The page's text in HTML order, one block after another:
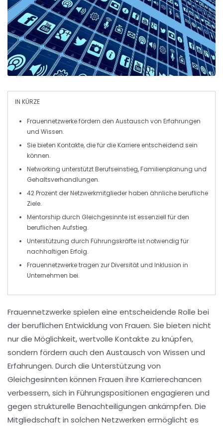
IN KÜRZE
Frauennetzwerkefördern den Austausch von Erfahrungen
und Wissen.
Sie bieten Kontakte, die für dieKarriere entscheidend sein
können.
Networking unterstütztBerufseinstieg,Familienplanung und
Gehaltsverhandlungen.
42 Prozent der Netzwerkmitglieder haben ähnliche berufliche
Ziele.
Mentorship durch Gleichgesinnte ist essenziell für den
beruflichen Aufstieg.
Unterstützung durch Führungskräfteist notwendig für
nachhaltigen Erfolg.
Frauennetzwerke tragen zurDiversitätund Inklusion in
Unternehmen bei.
Frauennetzwerke spielen eine entscheidende Rolle bei
derberuflichen Entwicklung von Frauen. Sie bieten nicht
nur die Möglichkeit, wertvolle Kontakte zu knüpfen,
sondern fördern auch den Austausch von Wissen und
Erfahrungen. Durch die Unterstützung von
Gleichgesinnten können Frauen ihre Karrierechancen
verbessern, sich in Führungspositionen engagieren und
gegen strukturelle Benachteiligungen ankämpfen. Die
Mitgliedschaft in solchen Netzwerken ermöglicht es